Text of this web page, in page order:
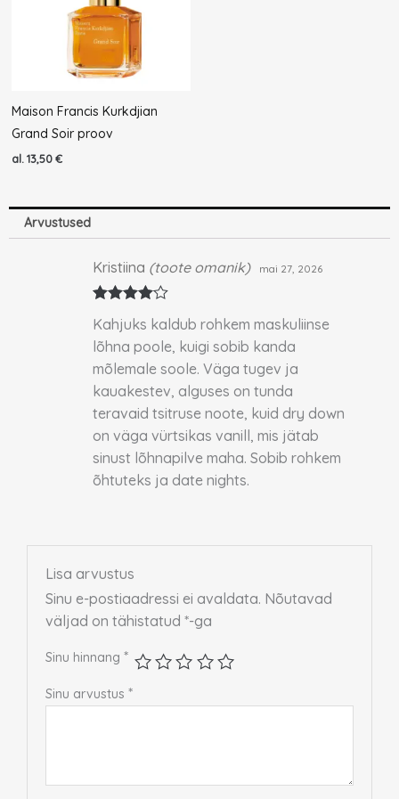
Maison Francis Kurkdjian
Grand Soir proov
al.13,50€
Arvustused
ga4/ 5
Kristiina (toote omanik) mai 27, 2026
Kahjuks kaldub rohkem maskuliinse
lõhna poole, kuigi sobib kanda
mõlemale soole. Väga tugev ja
kauakestev, alguses on tunda
teravaid tsitruse noote, kuid dry down
on väga vürtsikas vanill, mis jätab
sinust lõhnapilve maha. Sobib rohkem
õhtuteks ja date nights.
Lisa arvustus
Sinu e-postiaadressi ei avaldata. Nõutavad
väljad on tähistatud*-ga
Sinu hinnang*
Sinu arvustus*